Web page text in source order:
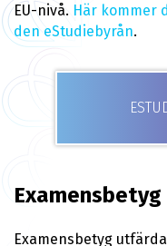
EU-nivå. Här kommer
den eStudiebyrån.
Examensbetyg
Examensbetyg